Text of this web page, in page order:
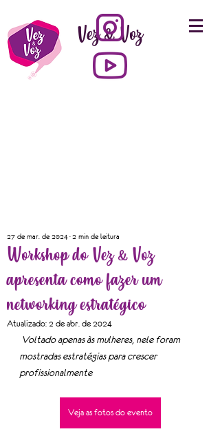
Vez & Voz
Workshop do Vez & Voz
apresenta como fazer um
networking estratégico
27 de mar. de 2024 2 min de leitura
Atualizado: 2 de abr. de 2024
Voltado apenas às mulheres, nele foram
mostradas estratégias para crescer
profissionalmente
Veja as fotos do evento